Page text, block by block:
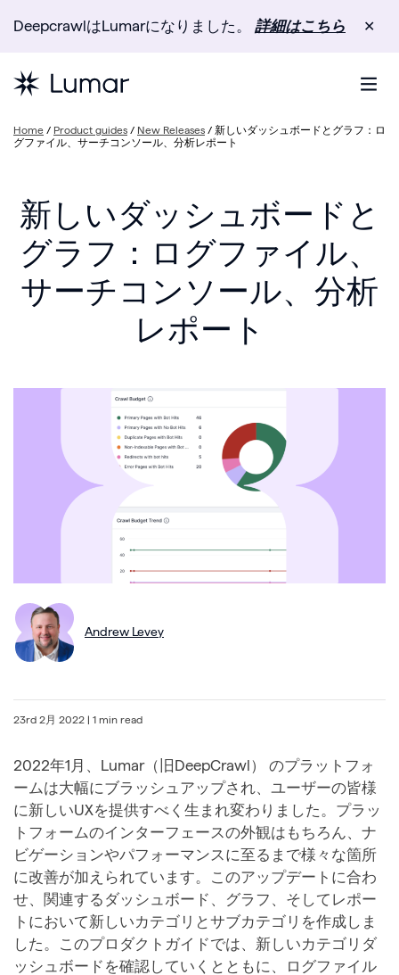
DeepcrawlはLumarになりました。 詳細はこちら ✕
Home / Product guides / New Releases / 新しいダッシュボードとグラフ：ロ
グファイル、サーチコンソール、分析レポート
新しいダッシュボードと
グラフ：ログファイル、
サーチコンソール、分析
レポート
Andrew Levey
23rd 2月 2022 | 1 min read
2022年1月、Lumar（旧DeepCrawl） のプラットフォ
ームは大幅にブラッシュアップされ、ユーザーの皆様
に新しいUXを提供すべく生まれ変わりました。プラッ
トフォームのインターフェースの外観はもちろん、ナ
ビゲーションやパフォーマンスに至るまで様々な箇所
に改善が加えられています。このアップデートに合わ
せ、関連するダッシュボード、グラフ、そしてレポー
トにおいて新しいカテゴリとサブカテゴリを作成しま
した。このプロダクトガイドでは、新しいカテゴリダ
ッシュボードを確認していくとともに、ログファイル